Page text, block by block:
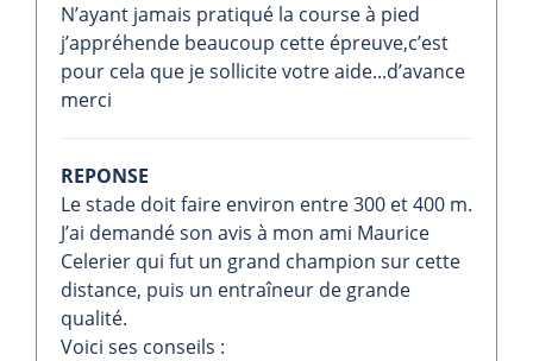
N’ayant jamais pratiqué la course à pied
j’appréhende beaucoup cette épreuve,c’est
pour cela que je sollicite votre aide...d’avance
merci
REPONSE
Le stade doit faire environ entre 300 et 400 m.
J’ai demandé son avis à mon ami Maurice
Celerier qui fut un grand champion sur cette
distance, puis un entraîneur de grande
qualité.
Voici ses conseils :